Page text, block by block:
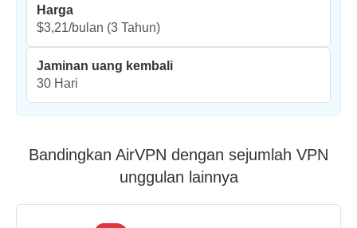
Harga
$3,21/bulan (3 Tahun)
Jaminan uang kembali
30 Hari
Bandingkan AirVPN dengan sejumlah VPN
unggulan lainnya